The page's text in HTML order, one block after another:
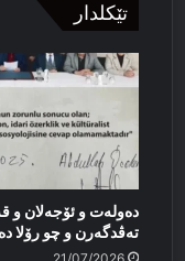
تێکلدار
دەولەت و ئۆجەلان و
تەڤدگەرن و چو رۆلا